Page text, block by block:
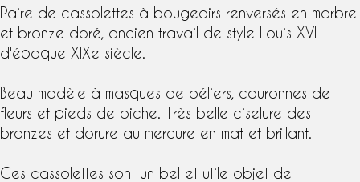
Paire de cassolettes à bougeoirs renversés en marbre
et bronze doré , ancien travail de style Louis XVI
d'époque XIXe siècle
Beau modèle à masques de béliers, couronnes de
fleurs et pieds de biche. Très belle ciselure des
bronzes et dorure au mercure en mat et brillant.
Ces cassolettes sont un bel et utile objet de